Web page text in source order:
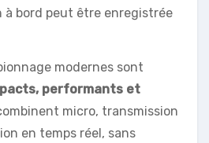
à bord peut être enregistrée
modernes sont
performants et
micro, transmission
en temps réel, sans